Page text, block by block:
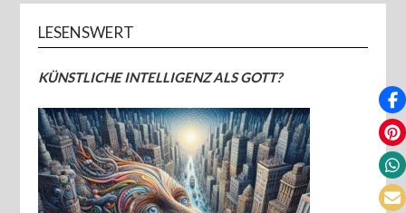
LESENSWERT
KÜNSTLICHE INTELLIGENZ ALS GOTT?